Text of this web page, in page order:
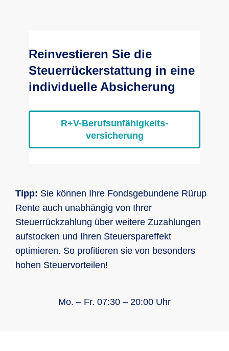
Reinvestieren Sie die
Steuerrückerstattung in eine
individuelle Absicherung
R+V-Berufs­unfähig­keits­
versicherung
Tipp: Sie können Ihre Fondsgebundene Rürup
Rente auch unabhängig von Ihrer
Steuerrückzahlung über weitere Zuzahlungen
aufstocken und Ihren Steuerspareffekt
optimieren. So profitieren sie von besonders
hohen Steuervorteilen!
Mo. – Fr. 07:30 – 20:00 Uhr